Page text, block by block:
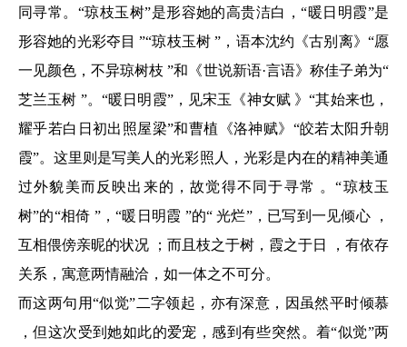
同寻常。“琼枝玉树”是形容她的高贵洁白，“暖日明霞”是
形容她的光彩夺目 ”“琼枝玉树 ”，语本沈约《古别离》“愿
一见颜色，不异琼树枝 ”和《世说新语·言语》称佳子弟为“
芝兰玉树 ”。“暖日明霞”，见宋玉《神女赋 》“其始来也，
耀乎若白日初出照屋梁”和曹植《洛神赋》“皎若太阳升朝
霞”。这里则是写美人的光彩照人，光彩是内在的精神美通
过外貌美而反映出来的，故觉得不同于寻常 。“琼枝玉
树”的“相倚 ”，“暖日明霞 ”的“ 光烂”，已写到一见倾心 ，
互相偎傍亲昵的状况 ；而且枝之于树，霞之于日 ，有依存
关系，寓意两情融洽，如一体之不可分。
而这两句用“似觉”二字领起，亦有深意，因虽然平时倾慕
，但这次受到她如此的爱宠，感到有些突然。着“似觉”两